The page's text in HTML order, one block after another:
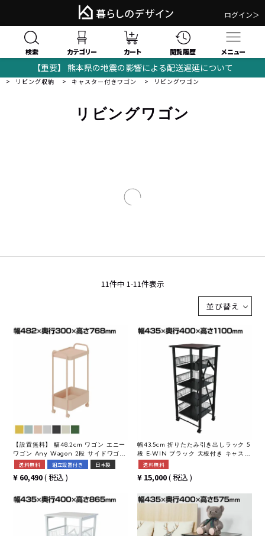
ログイン＞
検索 カテゴリー カート 閲覧履歴 メニュー
【重要】 熊本県の地震の影響による配送遅延について
暮らしのデザイン｜おしゃれな家具・モダンインテリアの通販サイト
リビング収納
キャスター付きワゴン リビングワゴン
リビングワゴン
並び替え
11件中 1-11件表示
【設置無料】 幅48.2cm ワゴン エニー
ワゴン Any Wagon 2段 サイドワゴン
デスク収納 荷物置き キャスター付き
AWG-AN2 コクヨ
送料無料 組立設置付き 日本製
¥ 60,490 税込
幅43.5cm 折りたたみ引き出しラック 5
段 E-WIN ブラック 天板付き キャスタ
ー 固定脚 収納 折りたたみ ワゴン バス
ケット デスクワゴン サイドワゴン キ
ッチンワゴン 小物収納
送料無料
¥ 15,000 税込